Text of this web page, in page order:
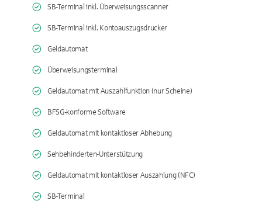
SB-Terminal inkl. Überweisungsscanner
SB-Terminal inkl. Kontoauszugsdrucker
Geldautomat
Überweisungsterminal
Geldautomat mit Auszahlfunktion (nur Scheine)
BFSG-konforme Software
Geldautomat mit kontaktloser Abhebung
Sehbehinderten-Unterstützung
Geldautomat mit kontaktloser Auszahlung (NFC)
SB-Terminal